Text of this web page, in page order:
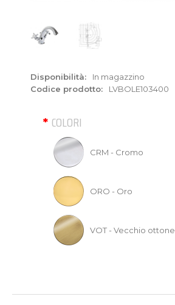
Disponibilità:
In magazzino
Codice prodotto:
LVBOLE103400
COLORI
CRM - Cromo
ORO - Oro
VOT - Vecchio ottone